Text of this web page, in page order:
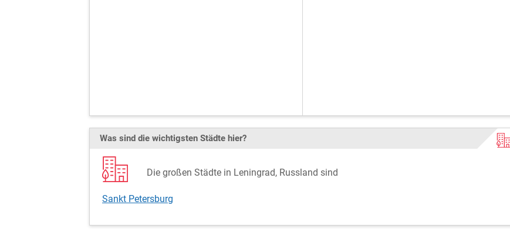
Was sind die wichtigsten Städte hier?
Die großen Städte in Leningrad, Russland sind
Sankt Petersburg